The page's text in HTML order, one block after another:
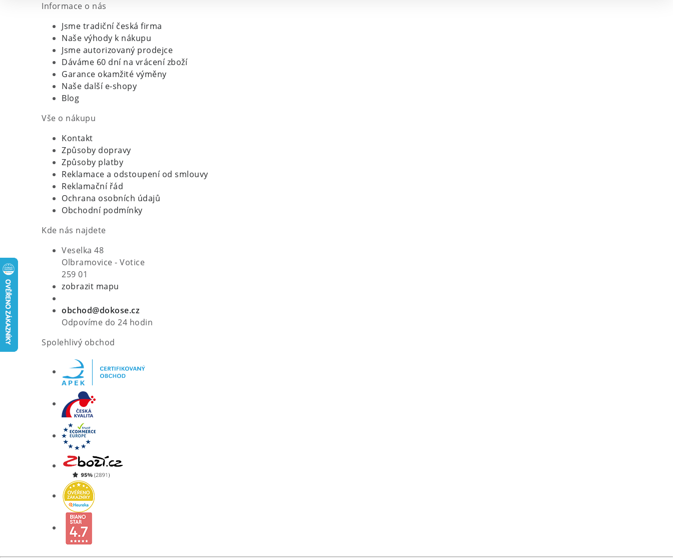
Informace o nás
Jsme tradiční česká firma
Naše výhody k nákupu
Jsme autorizovaný prodejce
Dáváme 60 dní na vrácení zboží
Garance okamžité výměny
Naše další e-shopy
Blog
Vše o nákupu
Kontakt
Způsoby dopravy
Způsoby platby
Reklamace a odstoupení od smlouvy
Reklamační řád
Ochrana osobních údajů
Obchodní podmínky
Kde nás najdete
Veselka 48
Olbramovice - Votice
259 01
zobrazit mapu
obchod@dokose.cz
Odpovíme do 24 hodin
Spolehlivý obchod